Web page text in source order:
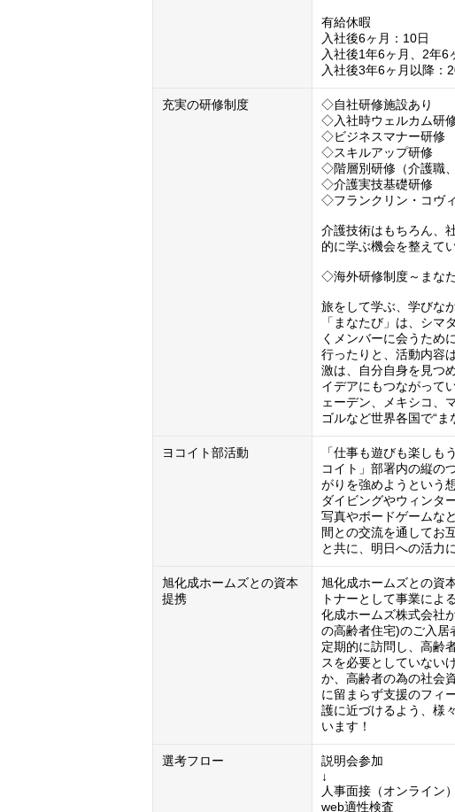
有給休暇
入社後6ヶ月：10日
入社後1年6ヶ月、2年6
入社後3年6ヶ月以降：
充実の研修制度
◇自社研修施設あり
◇入社時ウェルカム研
◇ビジネスマナー研修
◇スキルアップ研修
◇階層別研修（介護職
◇介護実技基礎研修
◇フランクリン・コヴ
介護技術はもちろん、
的に学ぶ機会を整えて
◇海外研修制度～まな
旅をして学ぶ、学びな
「まなたび」は、シ
くメンバーに会うため
行ったりと、活動内容
激は、自分自身を見つ
イデアにもつながって
ェーデン、メキシコ、
ゴルなど世界各国で“ま
ヨコイト部活動
「仕事も遊びも楽しも
コイト」部署内の縦の
がりを強めようという
ダイビングやウィンタ
写真やボードゲームな
間との交流を通してお
と共に、明日への活力
旭化成ホームズとの資本
提携
旭化成ホームズとの資
トナーとして事業によ
化成ホームズ株式会社
の高齢者住宅)のご入居
定期的に訪問し、高齢
スを必要としていない
か、高齢者の為の社会
に留まらず支援のフィ
護に近づけるよう、様
います！
選考フロー
説明会参加
↓
人事面接（オンライン）
web適性検査